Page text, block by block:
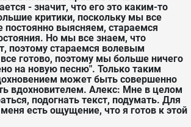
- значит, что его это каким-то
критики, поскольку мы все
выясняем, стараемся
Но мы все знаем, что
поэтому стараемся волевым
готово, поэтому мы больше ничего
на новую песню". Только таким
может быть совершенно
вдохновителем. Алекс: Мне в целом
подогнать текст, подумать. Для
есть ощущение, что я готов к этой